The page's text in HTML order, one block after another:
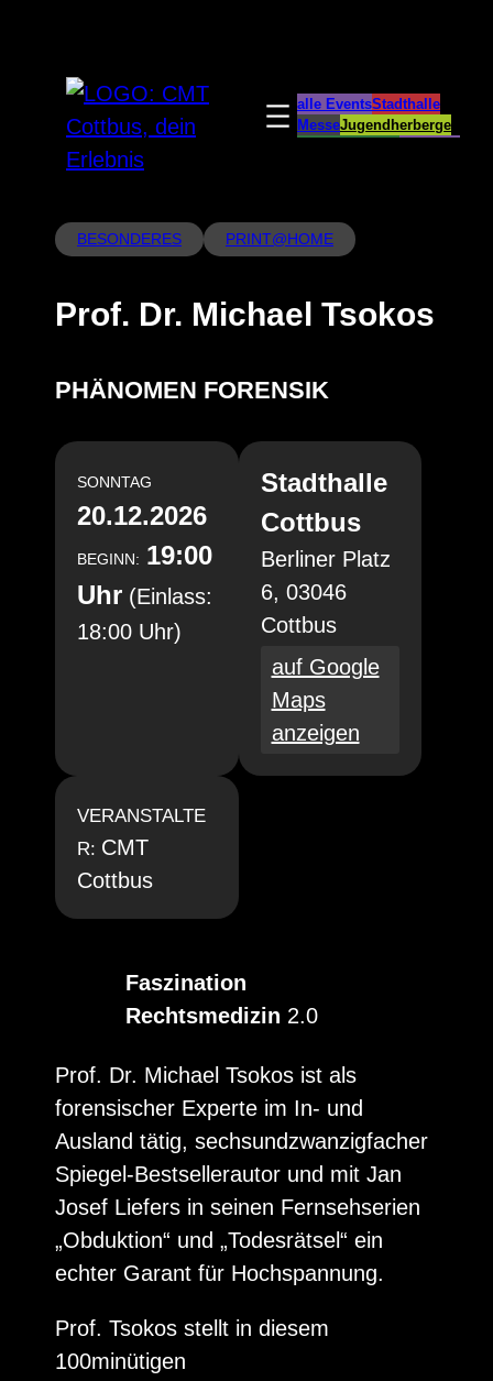
springen
alle EventsStadthalle
MesseJugendherberge
BESONDERES PRINT@HOME
Prof. Dr. Michael Tsokos
PHÄNOMEN FORENSIK
SONNTAG
20.12.2026
BEGINN: 19:00
Uhr (Einlass:
18:00 Uhr)
Stadthalle
Cottbus
Berliner Platz
6, 03046
Cottbus
auf Google
Maps
anzeigen
VERANSTALTE
R: CMT
Cottbus
Faszination
Rechtsmedizin 2.0
Prof. Dr. Michael Tsokos ist als
forensischer Experte im In- und
Ausland tätig, sechsundzwanzigfacher
Spiegel-Bestsellerautor und mit Jan
Josef Liefers in seinen Fernsehserien
„Obduktion“ und „Todesrätsel“ ein
echter Garant für Hochspannung.
Prof. Tsokos stellt in diesem
100minütigen